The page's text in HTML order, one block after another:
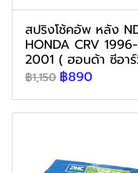
สปริงโช้คอัพ หลัง
HONDA CRV 1996-
2001 ( ฮอนด้า ซีอา
฿1,150 ฿890